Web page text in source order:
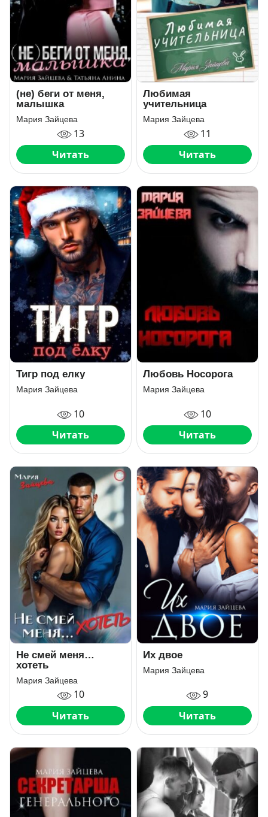
(не) беги от меня,
малышка
Мария Зайцева
13
Читать
Любимая
учительница
Мария Зайцева
11
Читать
Тигр под елку
Мария Зайцева
10
Читать
Любовь Носорога
Мария Зайцева
10
Читать
Не смей меня…
хотеть
Мария Зайцева
10
Читать
Их двое
Мария Зайцева
9
Читать